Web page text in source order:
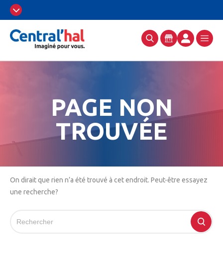
PAGE NON
TROUVÉE
On dirait que rien n’a été trouvé à cet endroit. Peut-être essayez
une recherche?